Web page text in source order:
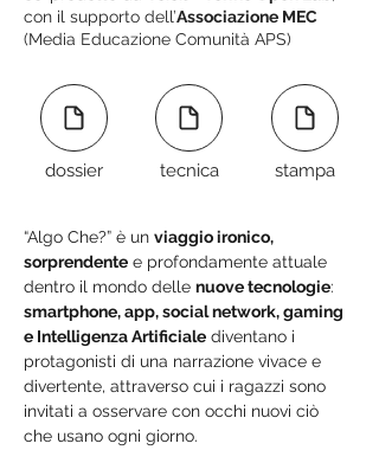
con il supporto dell’Associazione MEC
(Media Educazione Comunità APS)
dossier tecnica stampa
“Algo Che?” è un viaggio ironico,
sorprendente e profondamente attuale
dentro il mondo delle nuove tecnologie:
smartphone, app, social network, gaming
e Intelligenza Artificiale diventano i
protagonisti di una narrazione vivace e
divertente, attraverso cui i ragazzi sono
invitati a osservare con occhi nuovi ciò
che usano ogni giorno.